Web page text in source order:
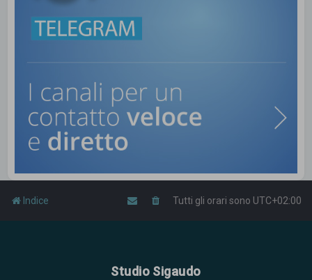
Indice Tutti gli orari sono UTC+02:00
Studio Sigaudo